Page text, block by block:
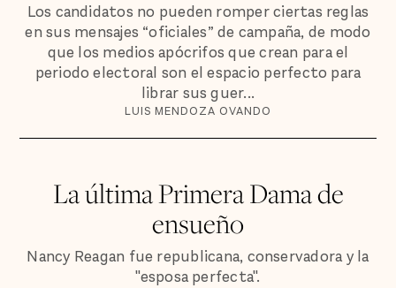
Los candidatos no pueden romper ciertas reglas
en sus mensajes “oficiales” de campaña, de modo
que los medios apócrifos que crean para el
periodo electoral son el espacio perfecto para
librar sus guer...
LUIS MENDOZA OVANDO
La última Primera Dama de
ensueño
Nancy Reagan fue republicana, conservadora y la
"esposa perfecta".